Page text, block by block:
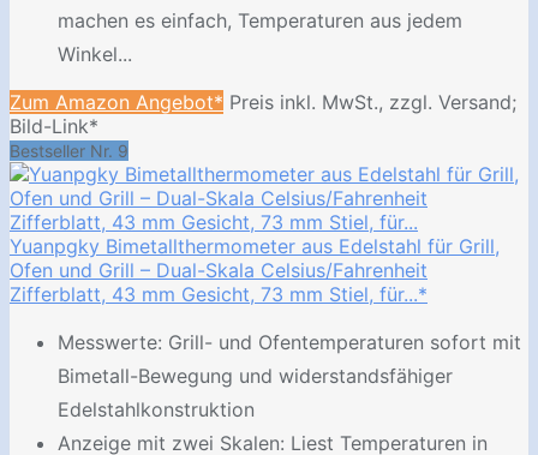
machen es einfach, Temperaturen aus jedem
Winkel...
Zum Amazon Angebot* Preis inkl. MwSt., zzgl. Versand;
Bild-Link*
Bestseller Nr. 9
Yuanpgky Bimetallthermometer aus Edelstahl für Grill,
Ofen und Grill – Dual-Skala Celsius/Fahrenheit
Zifferblatt, 43 mm Gesicht, 73 mm Stiel, für...*
Messwerte: Grill- und Ofentemperaturen sofort mit
Bimetall-Bewegung und widerstandsfähiger
Edelstahlkonstruktion
Anzeige mit zwei Skalen: Liest Temperaturen in